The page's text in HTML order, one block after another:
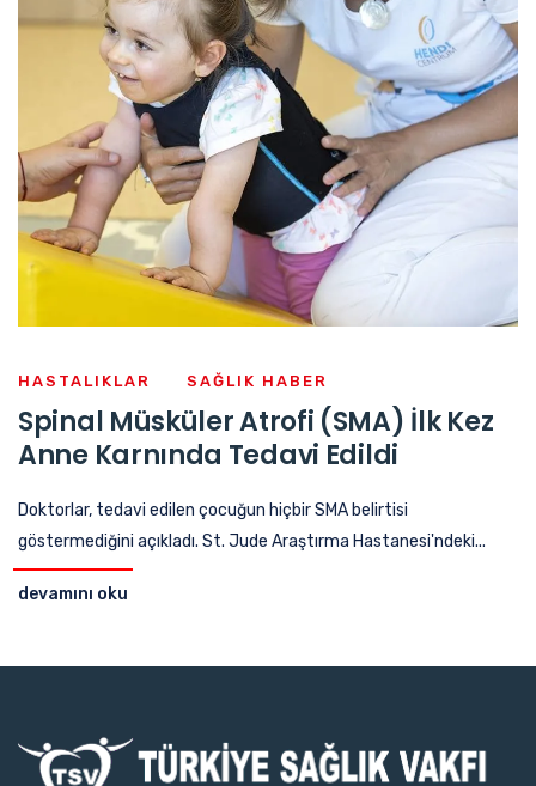
HASTALIKLAR SAĞLIK HABER
Spinal Müsküler Atrofi (SMA) İlk Kez
Anne Karnında Tedavi Edildi
Doktorlar, tedavi edilen çocuğun hiçbir SMA belirtisi
göstermediğini açıkladı. St. Jude Araştırma Hastanesi'ndeki...
devamını oku